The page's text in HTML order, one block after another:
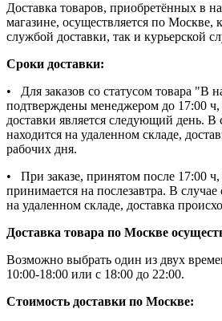
Доставка товаров, приобретённых в
магазине, осуществляется по Москве,
службой доставки, так и курьерской
Сроки доставки:
• Для заказов со статусом товара "В
подтверждены менеджером до 17:00
доставки является следующий день. В
находится на удаленном складе,
рабочих дня.
• При заказе, принятом после 17:00
принимается на послезавтра. В случае
на удаленном складе, доставка
Доставка товара по Москве
Возможно выбрать один из двух
10:00-18:00 или с 18:00 до 22:00.
Стоимость доставки по Москве: